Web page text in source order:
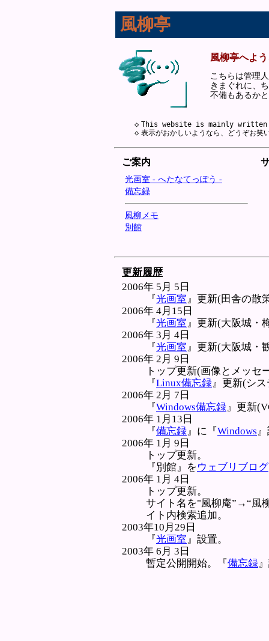
風柳亭
風柳亭へよ
こちらは管理
きまぐれに、
不備もあるか
◇
◇
This website is mainly written
表示がおかしいようなら、どうぞお笑
ご案内
光画室 - へたなてっぽう -
備忘録
風柳メモ
別館
更新履歴
2006年 5月 5日
『光画室』更新(田舎の散
2006年 4月15日
『光画室』更新(大阪城・
2006年 3月 4日
『光画室』更新(大阪城・
2006年 2月 9日
トップ更新(画像とメッセ
『Linux備忘録』更新(シ
2006年 2月 7日
『Windows備忘録』更新
2006年 1月13日
『備忘録』に『Windows
2006年 1月 9日
トップ更新。
『別館』をウェブリブログ
2006年 1月 4日
トップ更新。
サイト名を"風柳庵”→“風
イト内検索追加。
2003年10月29日
『光画室』設置。
2003年 6月 3日
暫定公開開始。『備忘録